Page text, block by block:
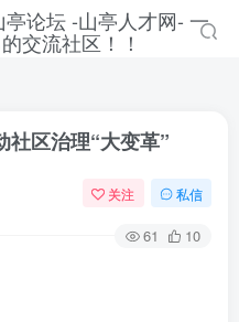
社区治理“大变革”
关注 私信
61 10